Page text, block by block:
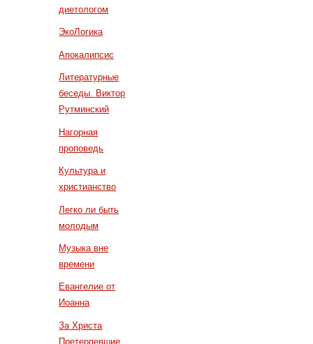
диетологом
ЭкоЛогика
Апокалипсис
Литературные
беседы. Виктор
Рутминский
Нагорная
проповедь
Культура и
христианство
Легко ли быть
молодым
Музыка вне
времени
Евангелие от
Иоанна
За Христа
Претерпевшие